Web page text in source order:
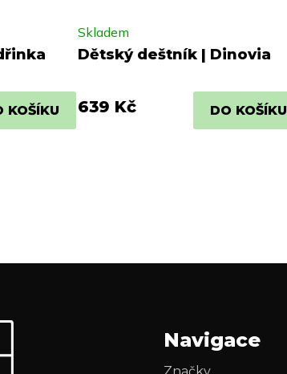
KOŠÍKU
Dětský deštník | Dinovia
Skladem
639 Kč DO KOŠÍKU
Navigace